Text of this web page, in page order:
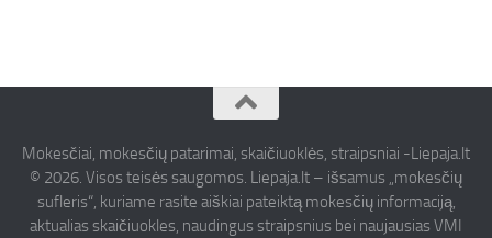
Mokesčiai, mokesčių patarimai, skaičiuoklės, straipsniai -Liepaja.lt
© 2026. Visos teisės saugomos. Liepaja.lt – išsamus „mokesčių
sufleris“, kuriame rasite aiškiai pateiktą mokesčių informaciją,
aktualias skaičiuokles, naudingus straipsnius bei naujausias VMI